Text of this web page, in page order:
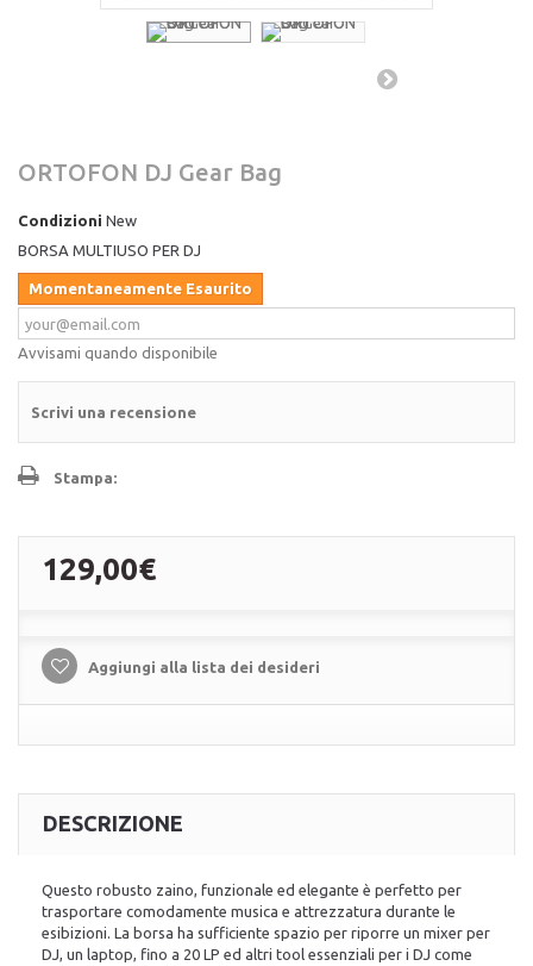
ORTOFON DJ Gear Bag
Condizioni New
BORSA MULTIUSO PER DJ
Momentaneamente Esaurito
Avvisami quando disponibile
Scrivi una recensione
Stampa:
129,00€
Aggiungi alla lista dei desideri
DESCRIZIONE
Questo robusto zaino, funzionale ed elegante è perfetto per
trasportare comodamente musica e attrezzatura durante le
esibizioni. La borsa ha sufficiente spazio per riporre un mixer per
DJ, un laptop, fino a 20 LP ed altri tool essenziali per i DJ come